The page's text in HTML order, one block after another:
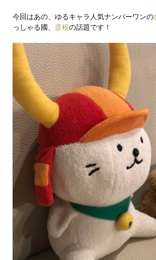
今回はあの、ゆるキャラ人気ナンバーワンの
っしゃる國、 彦根の話題です！